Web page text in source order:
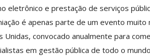
eletrônico e prestação de serviços
é apenas parte de um evento muito
Unidas, convocado anualmente para
em gestão pública de todo o